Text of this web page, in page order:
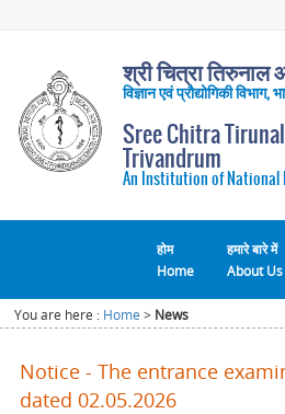
श्री चित्रा तिरुनाल
विज्ञान एवं प्रौद्योगिकी
Sree Chitra
Trivandrum
An Institution of National
होम
Home
हमारे बारे में
About Us
You are here : Home > News
Notice - The entrance
dated 02.05.2026